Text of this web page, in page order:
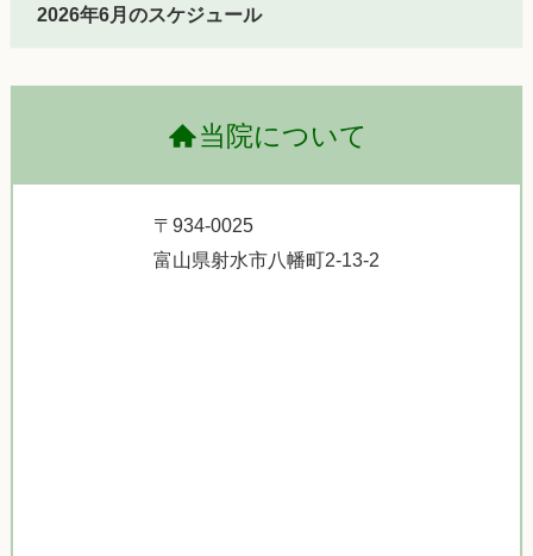
2026年6月のスケジュール
当院について
〒934-0025
富山県射水市八幡町2-13-2